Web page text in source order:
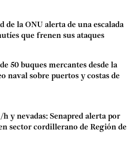
de la ONU alerta de una escalada
que frenen sus ataques
50 buques mercantes desde la
naval sobre puertos y costas de
y nevadas: Senapred alerta por
sector cordillerano de Región de